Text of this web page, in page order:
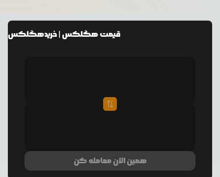
قیمتهگلکس | خریدهگلکس
همین الان معامله کن